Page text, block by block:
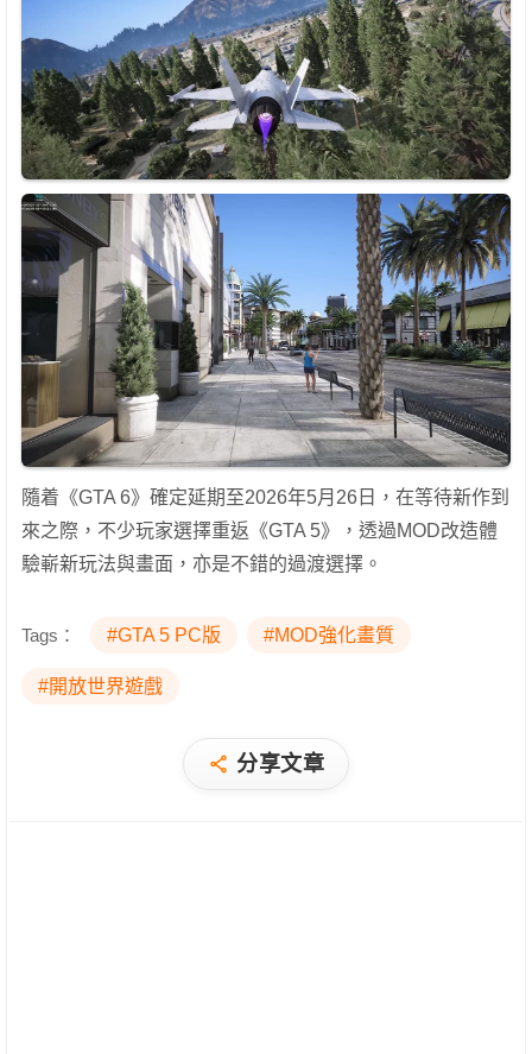
隨着《GTA 6》確定延期至2026年5月26日，在等待新作到
來之際，不少玩家選擇重返《GTA 5》，透過MOD改造體
驗嶄新玩法與畫面，亦是不錯的過渡選擇。
Tags： #GTA 5 PC版 #MOD強化畫質
#開放世界遊戲
分享文章